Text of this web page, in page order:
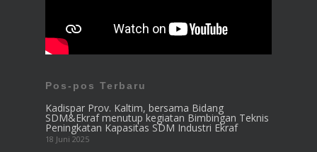
Pos-pos Terbaru
Kadispar Prov. Kaltim, bersama Bidang
SDM&Ekraf menutup kegiatan Bimbingan Teknis
Peningkatan Kapasitas SDM Industri Ekraf
18 Juni 2025